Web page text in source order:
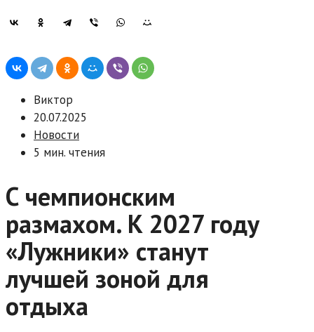
Виктор
20.07.2025
Новости
5 мин. чтения
С чемпионским
размахом. К 2027 году
«Лужники» станут
лучшей зоной для
отдыха